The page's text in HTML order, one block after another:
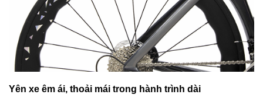
Yên xe êm ái, thoải mái trong hành trình dài